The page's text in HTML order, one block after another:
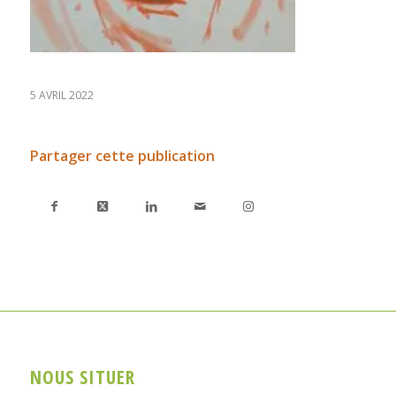
5 AVRIL 2022
Partager cette publication
NOUS SITUER